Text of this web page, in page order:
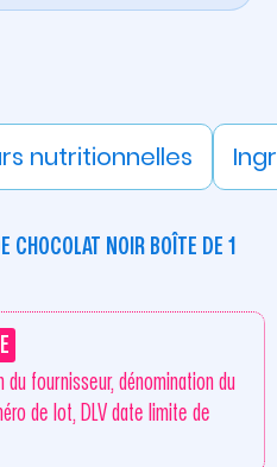
nutritionnelles
CHOCOLAT NOIR BOÎTE DE 1
du fournisseur, dénomination du
de lot, DLV date limite de